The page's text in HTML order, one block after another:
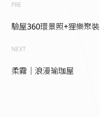
PRE
驗屋360環景照+狸樂聚
NEXT
柔霧｜浪漫瑜珈屋